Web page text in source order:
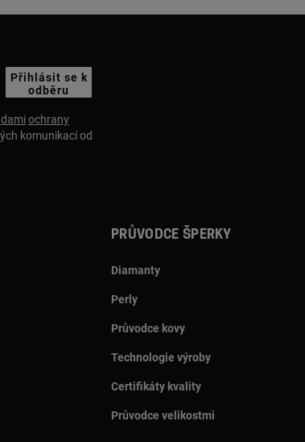
Přihlásit se k
odběru
ochrany
komunikací od
Průvodce šperky
Diamanty
Perly
Průvodce kovy
Technologie výroby
Certifikáty kvality
Průvodce velikostmi